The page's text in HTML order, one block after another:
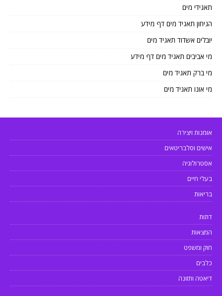
תאגידי מים
הגיחון תאגיד מים דף מידע
יובלים אשדוד תאגיד מים
מי אביבים תאגיד מים דף מידע
מי ברק תאגיד מים
מי אונו תאגיד מים
אומנות ויצירה
אישים וסלבריטאים
אסטרולוגיה
בעלי חיים
בריאות
דתות
המצאות
חוק ומשפט
כלבים
דיאטה ותזונה